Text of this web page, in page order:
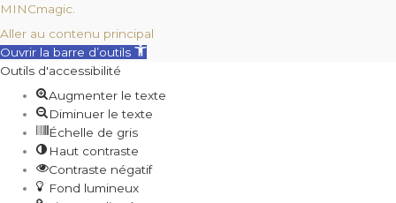
MINCmagic
Aller au contenu principal
Ouvrir la barre d’outils
Outils d'accessibilité
Augmenter le texte
Diminuer le texte
Échelle de gris
Haut contraste
Contraste négatif
Fond lumineux